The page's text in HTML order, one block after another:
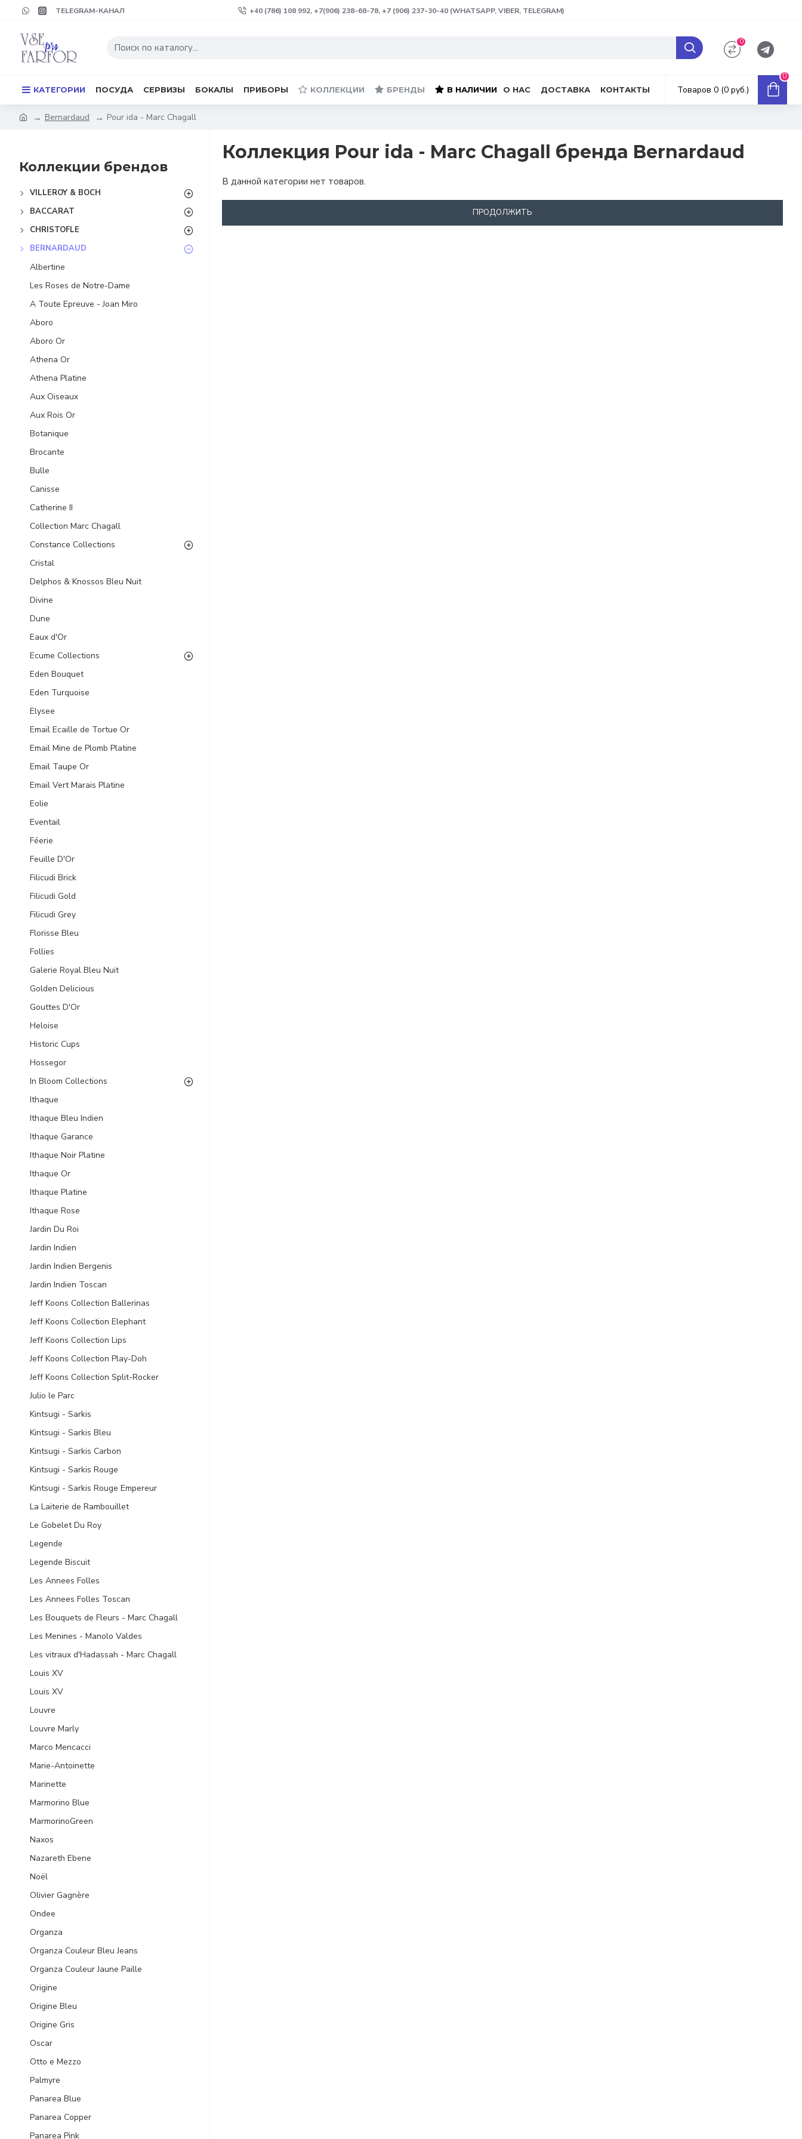
TELEGRAM-КАНАЛ +40 (786) 108 992, +7(906) 238-68-78, +7 (906) 237-30-40 (WHATSAPP, VIBER, TELEGRAM)
0
КАТЕГОРИИ ПОСУДА СЕРВИЗЫ БОКАЛЫ ПРИБОРЫ КОЛЛЕКЦИИ БРЕНДЫ В НАЛИЧИИ О НАС ДОСТАВКА КОНТАКТЫ Товаров 0 (0 руб.)
0
Bernardaud Pour ida - Marc Chagall
Коллекции брендов
VILLEROY & BOCH
BACCARAT
CHRISTOFLE
BERNARDAUD
Albertine
Les Roses de Notre-Dame
A Toute Epreuve - Joan Miro
Aboro
Aboro Or
Athena Or
Athena Platine
Aux Oiseaux
Aux Rois Or
Botanique
Brocante
Bulle
Canisse
Catherine II
Collection Marc Chagall
Constance Collections
Cristal
Delphos & Knossos Bleu Nuit
Divine
Dune
Eaux d'Or
Ecume Collections
Eden Bouquet
Eden Turquoise
Elysee
Email Ecaille de Tortue Or
Email Mine de Plomb Platine
Email Taupe Or
Email Vert Marais Platine
Eolie
Eventail
Féerie
Feuille D'Or
Filicudi Brick
Filicudi Gold
Filicudi Grey
Florisse Bleu
Follies
Galerie Royal Bleu Nuit
Golden Delicious
Gouttes D'Or
Heloise
Historic Cups
Hossegor
In Bloom Collections
Ithaque
Ithaque Bleu Indien
Ithaque Garance
Ithaque Noir Platine
Ithaque Or
Ithaque Platine
Ithaque Rose
Jardin Du Roi
Jardin Indien
Jardin Indien Bergenis
Jardin Indien Toscan
Jeff Koons Collection Ballerinas
Jeff Koons Collection Elephant
Jeff Koons Collection Lips
Jeff Koons Collection Play-Doh
Jeff Koons Collection Split-Rocker
Julio le Parc
Kintsugi - Sarkis
Kintsugi - Sarkis Bleu
Kintsugi - Sarkis Carbon
Kintsugi - Sarkis Rouge
Kintsugi - Sarkis Rouge Empereur
La Laiterie de Rambouillet
Le Gobelet Du Roy
Legende
Legende Biscuit
Les Annees Folles
Les Annees Folles Toscan
Les Bouquets de Fleurs - Marc Chagall
Les Menines - Manolo Valdes
Les vitraux d'Hadassah - Marc Chagall
Louis XV
Louis ХV
Louvre
Louvre Marly
Marco Mencacci
Marie-Antoinette
Marinette
Marmorino Blue
MarmorinoGreen
Naxos
Nazareth Ebene
Noël
Olivier Gagnère
Ondee
Organza
Organza Couleur Bleu Jeans
Organza Couleur Jaune Paille
Origine
Origine Bleu
Origine Gris
Oscar
Otto e Mezzo
Palmyre
Panarea Blue
Panarea Copper
Panarea Pink
Коллекция Pour ida - Marc Chagall бренда Bernardaud
В данной категории нет товаров.
ПРОДОЛЖИТЬ